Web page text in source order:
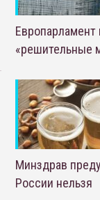
Европарламент
«решительные
Минздрав
России нельзя